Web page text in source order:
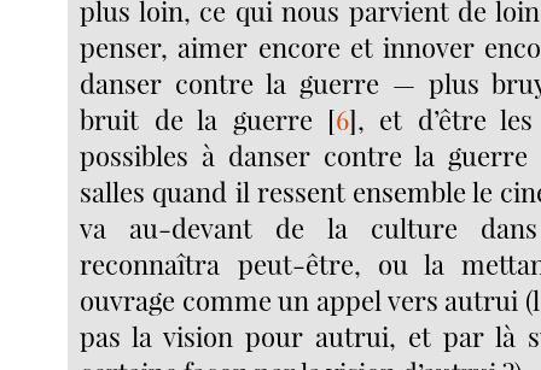
plus loin, ce qui nous parvient de
penser, aimer encore et innover
danser contre la guerre — plus
bruit de la guerre [6], et d’être
possibles à danser contre la
salles quand il ressent ensemble le
va au-devant de la culture
reconnaîtra peut-être, ou la
ouvrage comme un appel vers autrui
pas la vision pour autrui, et par là